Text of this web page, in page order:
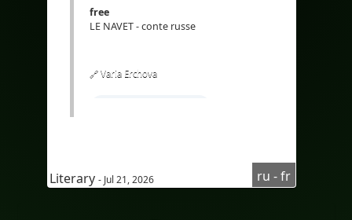
#eLearning
free
LE NAVET - conte russe
🔗 Varia Erchova
#Audioenrusse
Literary - Jul 21, 2026 ru - fr